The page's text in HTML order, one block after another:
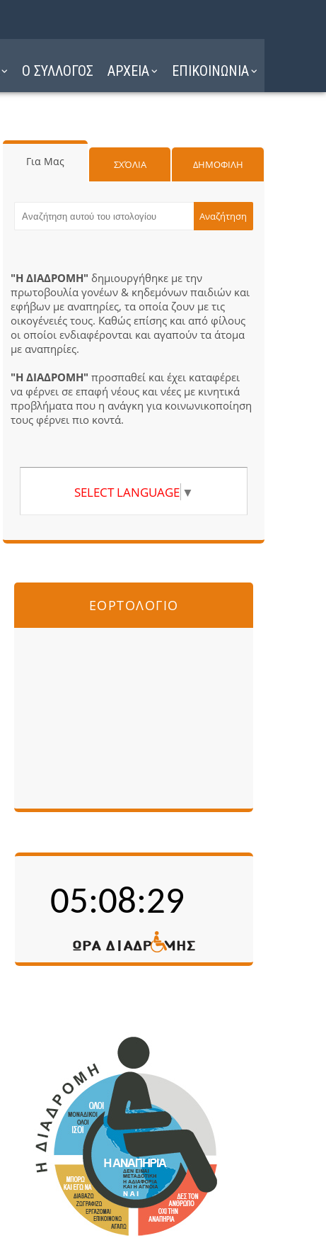
Ο ΣΥΛΛΟΓΟΣ ΑΡΧΕΙΑ ΕΠΙΚΟΙΝΩΝΙΑ
Για Μας ΣΧΌΛΙΑ ΔΗΜΟΦΙΛΗ
"Η ΔΙΑΔΡΟΜΗ" δημιουργήθηκε με την
πρωτοβουλία γονέων & κηδεμόνων παιδιών και
εφήβων με αναπηρίες, τα οποία ζουν με τις
οικογένειές τους. Καθώς επίσης και από φίλους
οι οποίοι ενδιαφέρονται και αγαπούν τα άτομα
με αναπηρίες.
"Η ΔΙΑΔΡΟΜΗ" προσπαθεί και έχει καταφέρει
να φέρνει σε επαφή νέους και νέες με κινητικά
προβλήματα που η ανάγκη για κοινωνικοποίηση
τους φέρνει πιο κοντά.
SELECT LANGUAGE ▼
ΕΟΡΤΟΛΟΓΙΟ